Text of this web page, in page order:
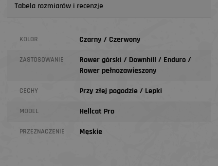
Tabela rozmiarów i recenzje
KOLOR Czarny / Czerwony
ZASTOSOWANIE
Rower górski / Downhill / Enduro /
Rower pełnozawieszony
CECHY Przy złej pogodzie / Lepki
MODEL Hellcat Pro
PRZEZNACZENIE Męskie